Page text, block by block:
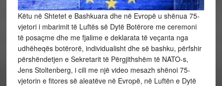
Këtu në Shtetet e Bashkuara dhe në Evropë u shënua 75-
vjetori i mbarimit të Luftës së Dytë Botërore me ceremoni
të posaçme dhe me fjalime e deklarata të veçanta nga
udhëheqës botërorë, individualisht dhe së bashku, përfshir
përshëndetjen e Sekretarit të Përgjithshëm të NATO-s,
Jens Stoltenberg, i cili me një video mesazh shënoi 75-
vjetorin e fitores së aleatëve në Evropë, në Luftën e Dytë